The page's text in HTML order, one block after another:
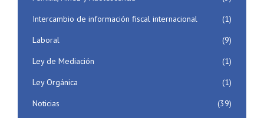
Intercambio de información fiscal internacional
(1)
Laboral
(9)
Ley de Mediación
(1)
Ley Orgánica
(1)
Noticias
(39)